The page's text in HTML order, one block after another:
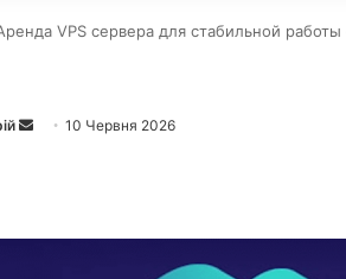
VPS сервера для стабильной работы
ш
10 Червня 2026